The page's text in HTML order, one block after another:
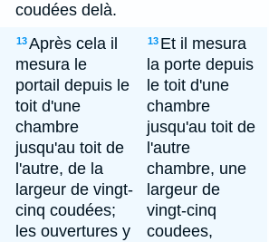
coudées delà.
13Après cela il
mesura le
portail depuis le
toit d'une
chambre
jusqu'au toit de
l'autre, de la
largeur de vingt-
cinq coudées;
les ouvertures y
13 Et il mesura
la porte depuis
le toit d'une
chambre
jusqu'au toit de
l'autre
chambre, une
largeur de
vingt-cinq
coudees,